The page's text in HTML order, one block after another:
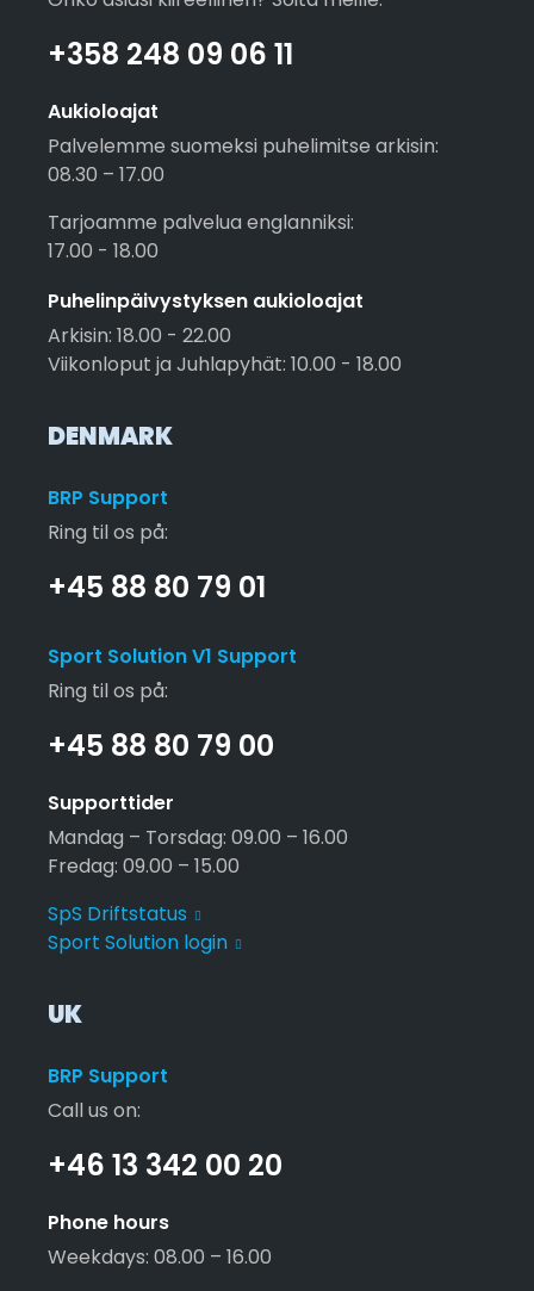
+358 248 09 06 11
Aukioloajat
Palvelemme suomeksi puhelimitse arkisin:
08.30 – 17.00
Tarjoamme palvelua englanniksi:
17.00 - 18.00
Puhelinpäivystyksen aukioloajat
Arkisin: 18.00 - 22.00
Viikonloput ja Juhlapyhät: 10.00 - 18.00
DENMARK
BRP Support
Ring til os på:
+45 88 80 79 01
Sport Solution V1 Support
Ring til os på:
+45 88 80 79 00
Supporttider
Mandag – Torsdag: 09.00 – 16.00
Fredag: 09.00 – 15.00
SpS Driftstatus
Sport Solution login
UK
BRP Support
Call us on:
+46 13 342 00 20
Phone hours
Weekdays: 08.00 – 16.00